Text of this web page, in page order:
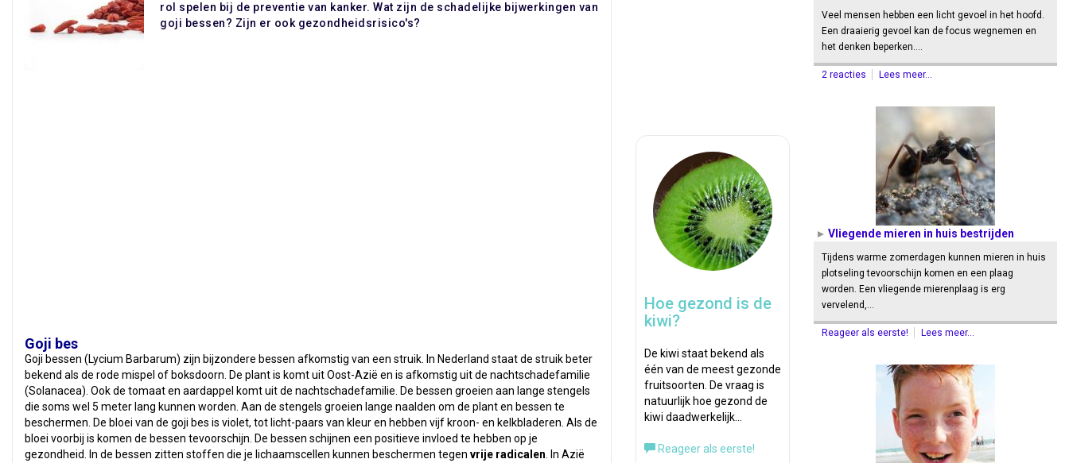
rol spelen bij de preventie van kanker. Wat zijn de schadelijke bijwerkingen van
goji bessen? Zijn er ook gezondheidsrisico's?
Goji bes
Goji bessen (Lycium Barbarum) zijn bijzondere bessen afkomstig van een struik. In Nederland staat de struik beter
bekend als de rode mispel of boksdoorn. De plant is komt uit Oost-Azië en is afkomstig uit de nachtschadefamilie
(Solanacea). Ook de tomaat en aardappel komt uit de nachtschadefamilie. De bessen groeien aan lange stengels
die soms wel 5 meter lang kunnen worden. Aan de stengels groeien lange naalden om de plant en bessen te
beschermen. De bloei van de goji bes is violet, tot licht-paars van kleur en hebben vijf kroon- en kelkbladeren. Als de
bloei voorbij is komen de bessen tevoorschijn. De bessen schijnen een positieve invloed te hebben op je
gezondheid. In de bessen zitten stoffen die je lichaamscellen kunnen beschermen tegen vrije radicalen . In Azië
Veel mensen hebben een licht gevoel in het hoofd.
Een draaierig gevoel kan de focus wegnemen en
het denken beperken.…
2 reacties Lees meer...
Vliegende mieren in huis bestrijden
Tijdens warme zomerdagen kunnen mieren in huis
plotseling tevoorschijn komen en een plaag
worden. Een vliegende mierenplaag is erg
vervelend,…
Reageer als eerste! Lees meer...
Hoe gezond is de
kiwi?
De kiwi staat bekend als
één van de meest gezonde
fruitsoorten. De vraag is
natuurlijk hoe gezond de
kiwi daadwerkelijk…
Reageer als eerste!